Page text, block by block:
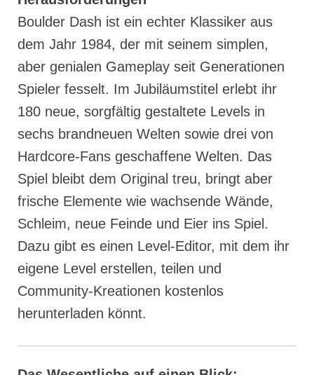
Boulder Dash ist ein echter Klassiker aus
dem Jahr 1984, der mit seinem simplen,
aber genialen Gameplay seit Generationen
Spieler fesselt. Im Jubiläumstitel erlebt ihr
180 neue, sorgfältig gestaltete Levels in
sechs brandneuen Welten sowie drei von
Hardcore-Fans geschaffene Welten. Das
Spiel bleibt dem Original treu, bringt aber
frische Elemente wie wachsende Wände,
Schleim, neue Feinde und Eier ins Spiel.
Dazu gibt es einen Level-Editor, mit dem ihr
eigene Level erstellen, teilen und
Community-Kreationen kostenlos
herunterladen könnt.